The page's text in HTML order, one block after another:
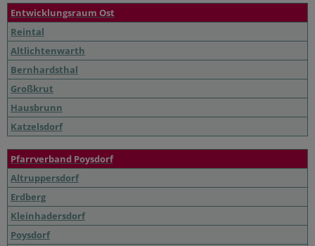
Entwicklungsraum Ost
Reintal
Altlichtenwarth
Bernhardsthal
Großkrut
Hausbrunn
Katzelsdorf
Pfarrverband Poysdorf
Altruppersdorf
Erdberg
Kleinhadersdorf
Poysdorf